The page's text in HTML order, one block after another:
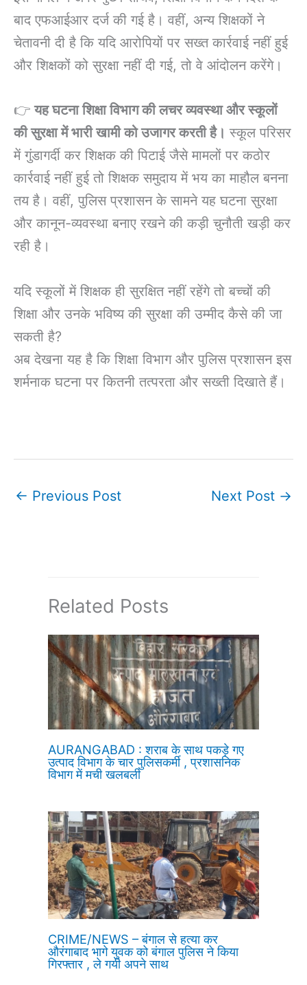
बाद एफआईआर दर्ज की गई है। वहीं, अन्य शिक्षकों ने
चेतावनी दी है कि यदि आरोपियों पर सख्त कार्रवाई नहीं हुई
और शिक्षकों को सुरक्षा नहीं दी गई, तो वे आंदोलन करेंगे।
👉यह घटना शिक्षा विभाग की लचर व्यवस्था और स्कूलों
की सुरक्षा में भारी खामी को उजागर करती है। स्कूल परिसर
में गुंडागर्दी कर शिक्षक की पिटाई जैसे मामलों पर कठोर
कार्रवाई नहीं हुई तो शिक्षक समुदाय में भय का माहौल बनना
तय है। वहीं, पुलिस प्रशासन के सामने यह घटना सुरक्षा
और कानून-व्यवस्था बनाए रखने की कड़ी चुनौती खड़ी कर
रही है।
यदि स्कूलों में शिक्षक ही सुरक्षित नहीं रहेंगे तो बच्चों की
शिक्षा और उनके भविष्य की सुरक्षा की उम्मीद कैसे की जा
सकती है?
अब देखना यह है कि शिक्षा विभाग और पुलिस प्रशासन इस
शर्मनाक घटना पर कितनी तत्परता और सख्ती दिखाते हैं।
← Previous Post Next Post →
Related Posts
AURANGABAD : शराब के साथ पकड़े गए
उत्पाद विभाग के चार पुलिसकर्मी , प्रशासनिक
विभाग में मची खलबली
CRIME/NEWS – बंगाल से हत्या कर
औरंगाबाद भागे युवक को बंगाल पुलिस ने किया
गिरफ्तार , ले गयी अपने साथ